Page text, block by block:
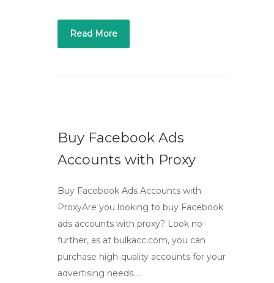
Read More
Buy Facebook Ads
Accounts with Proxy
Buy Facebook Ads Accounts with
ProxyAre you looking to buy Facebook
ads accounts with proxy? Look no
further, as at bulkacc.com, you can
purchase high-quality accounts for your
advertising needs….